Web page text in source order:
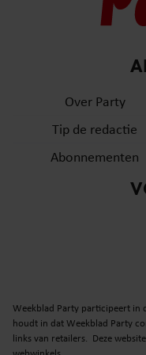
Over Party
Tip de redactie
Abonnementen
Weekblad Party participeert in
houdt in dat Weekblad Party
links van retailers. Deze